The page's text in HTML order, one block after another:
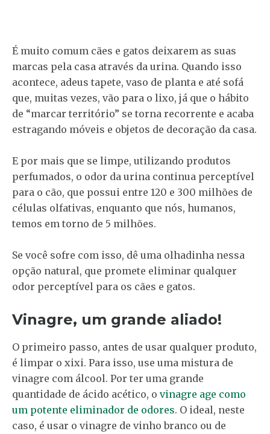
É muito comum cães e gatos deixarem as suas
marcas pela casa através da urina. Quando isso
acontece, adeus tapete, vaso de planta e até sofá
que, muitas vezes, vão para o lixo, já que o hábito
de “marcar território” se torna recorrente e acaba
estragando móveis e objetos de decoração da casa.
E por mais que se limpe, utilizando produtos
perfumados, o odor da urina continua perceptível
para o cão, que possui entre 120 e 300 milhões de
células olfativas, enquanto que nós, humanos,
temos em torno de 5 milhões.
Se você sofre com isso, dê uma olhadinha nessa
opção natural, que promete eliminar qualquer
odor perceptível para os cães e gatos.
Vinagre, um grande aliado!
O primeiro passo, antes de usar qualquer produto,
é limpar o xixi. Para isso, use uma mistura de
vinagre com álcool. Por ter uma grande
quantidade de ácido acético, o vinagre age como
um potente eliminador de odores. O ideal, neste
caso, é usar o vinagre de vinho branco ou de